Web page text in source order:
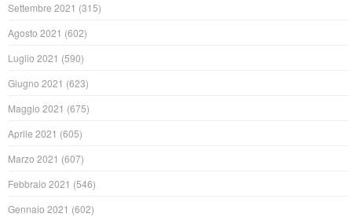
Settembre 2021 (315)
Agosto 2021 (602)
Luglio 2021 (590)
Giugno 2021 (623)
Maggio 2021 (675)
Aprile 2021 (605)
Marzo 2021 (607)
Febbraio 2021 (546)
Gennaio 2021 (602)